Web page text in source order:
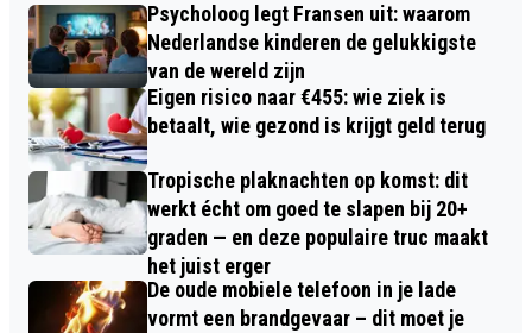
Psycholoog legt Fransen uit: waarom
Nederlandse kinderen de gelukkigste
van de wereld zijn
Eigen risico naar €455: wie ziek is
betaalt, wie gezond is krijgt geld terug
Tropische plaknachten op komst: dit
werkt écht om goed te slapen bij 20+
graden — en deze populaire truc maakt
het juist erger
De oude mobiele telefoon in je lade
vormt een brandgevaar – dit moet je